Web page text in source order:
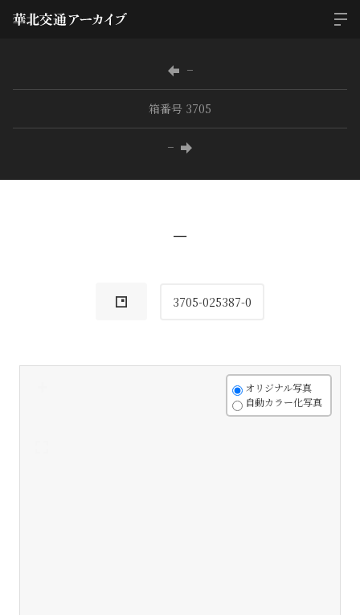
−
箱番号 3705
−
−
3705-025387-0
オリジナル写真
自動カラー化写真